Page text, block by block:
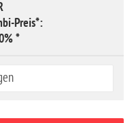
Preis*:
*